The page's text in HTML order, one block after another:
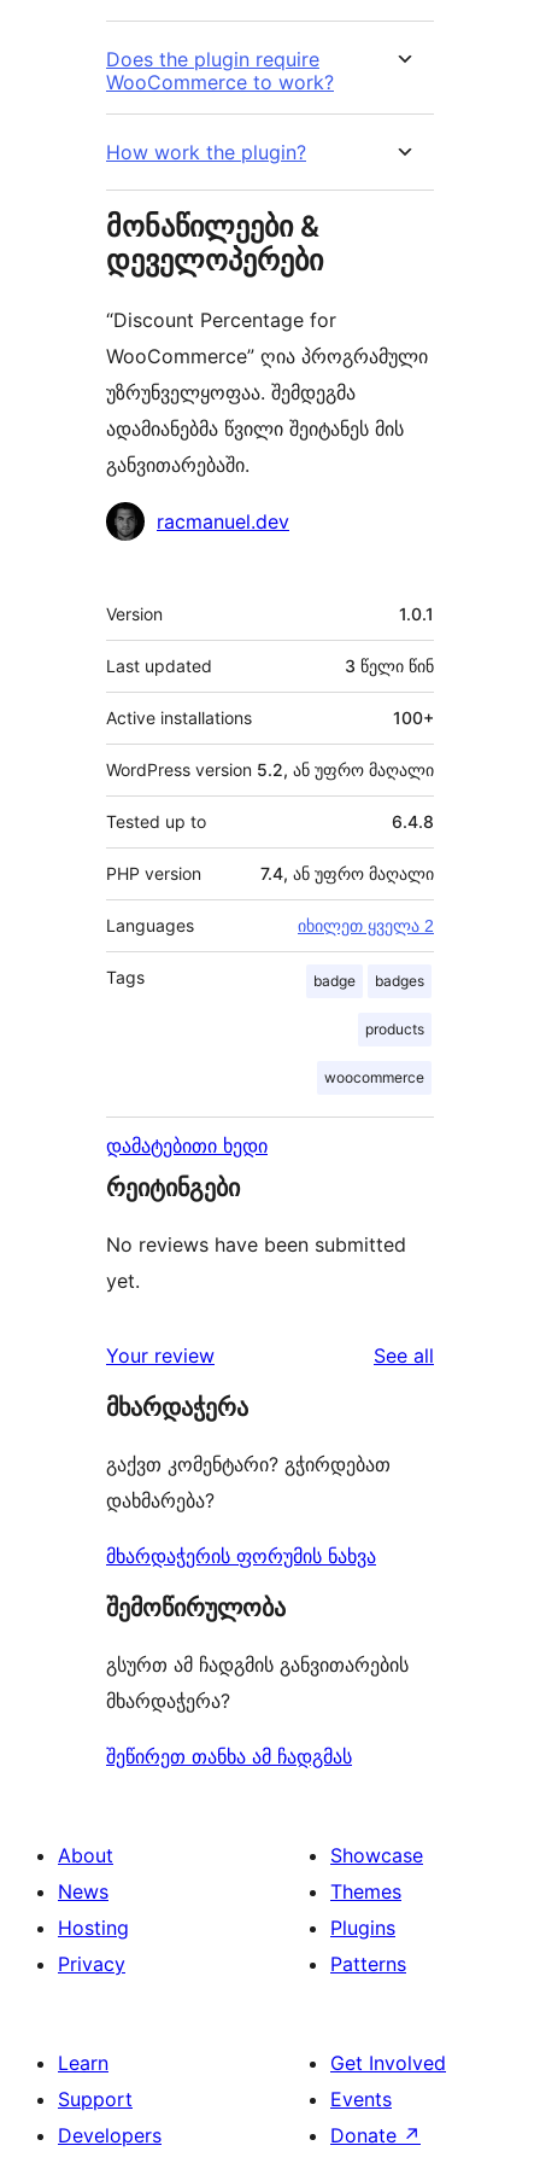
Does the plugin require
WooCommerce to work?
How work the plugin?
მონაწილეები &
დეველოპერები
“Discount Percentage for
WooCommerce” ღია პროგრამული
უზრუნველყოფაა. შემდეგმა
ადამიანებმა წვილი შეიტანეს მის
განვითარებაში.
მონაწილეები
racmanuel.dev
მეტა
Version 1.0.1
Last updated 3 წელი წინ
Active installations 100+
WordPress version 5.2, ან უფრო მაღალი
Tested up to 6.4.8
PHP version 7.4, ან უფრო მაღალი
Languages იხილეთ ყველა 2
Tags badge badges
products
woocommerce
დამატებითი ხედი
რეიტინგები
No reviews have been submitted
yet.
Your review See all
მხარდაჭერა
გაქვთ კომენტარი? გჭირდებათ
დახმარება?
მხარდაჭერის ფორუმის ნახვა
შემოწირულობა
გსურთ ამ ჩადგმის განვითარების
მხარდაჭერა?
შეწირეთ თანხა ამ ჩადგმას
About
News
Hosting
Privacy
Showcase
Themes
Plugins
Patterns
Learn
Support
Developers
Get Involved
Events
Donate ↗